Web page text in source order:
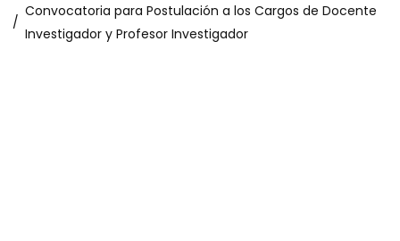
Convocatoria para Postulación a los Cargos de Docente
Investigador y Profesor Investigador